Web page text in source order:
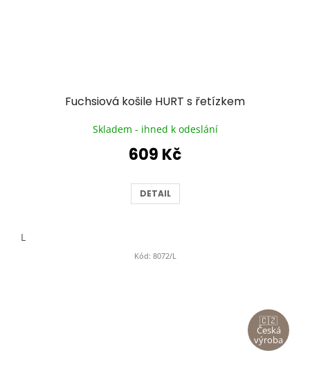
Fuchsiová košile HURT s řetízkem
Skladem - ihned k odeslání
609 Kč
DETAIL
L
Kód: 8072/L
🇨🇿
Česká
výroba